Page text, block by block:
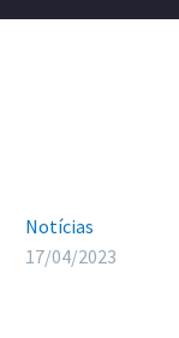
Notícias
17/04/2023